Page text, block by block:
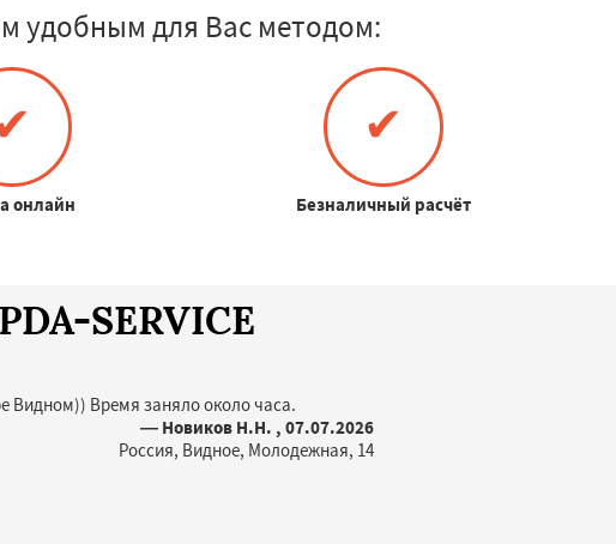
удобным для Вас методом:
онлайн
✔
Безналичный расчёт
SERVICE
Видном)) Время заняло около часа.
— Новиков Н.Н. , 07.07.2026
Россия, Видное, Молодежная, 14